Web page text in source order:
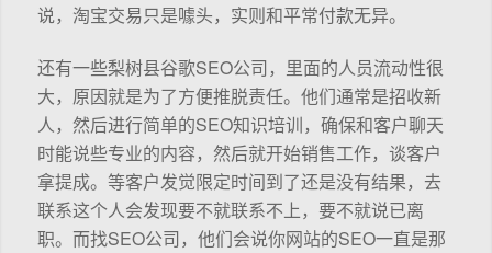
说，淘宝交易只是噱头，实则和平常付款无异。
还有一些梨树县谷歌SEO公司，里面的人员流动性很
大，原因就是为了方便推脱责任。他们通常是招收新
人，然后进行简单的SEO知识培训，确保和客户聊天
时能说些专业的内容，然后就开始销售工作，谈客户
拿提成。等客户发觉限定时间到了还是没有结果，去
联系这个人会发现要不就联系不上，要不就说已离
职。而找SEO公司，他们会说你网站的SEO一直是那